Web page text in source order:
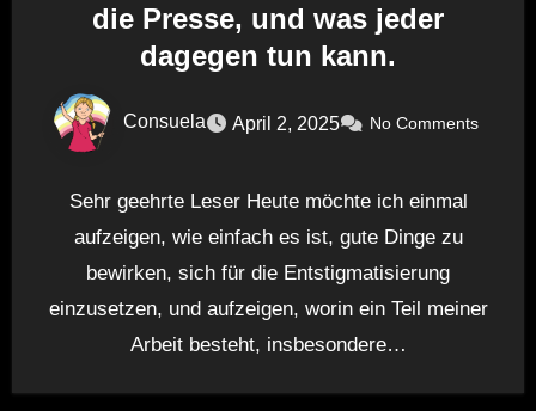
die Presse, und was jeder
dagegen tun kann.
Consuela April 2, 2025 No Comments
Sehr geehrte Leser Heute möchte ich einmal
aufzeigen, wie einfach es ist, gute Dinge zu
bewirken, sich für die Entstigmatisierung
einzusetzen, und aufzeigen, worin ein Teil meiner
Arbeit besteht, insbesondere…